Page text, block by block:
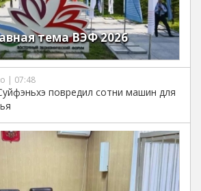
тема ВЭФ 2026
| 07:48
повредил сотни машин для